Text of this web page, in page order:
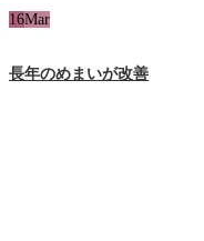
16Mar
長年のめまいが改善